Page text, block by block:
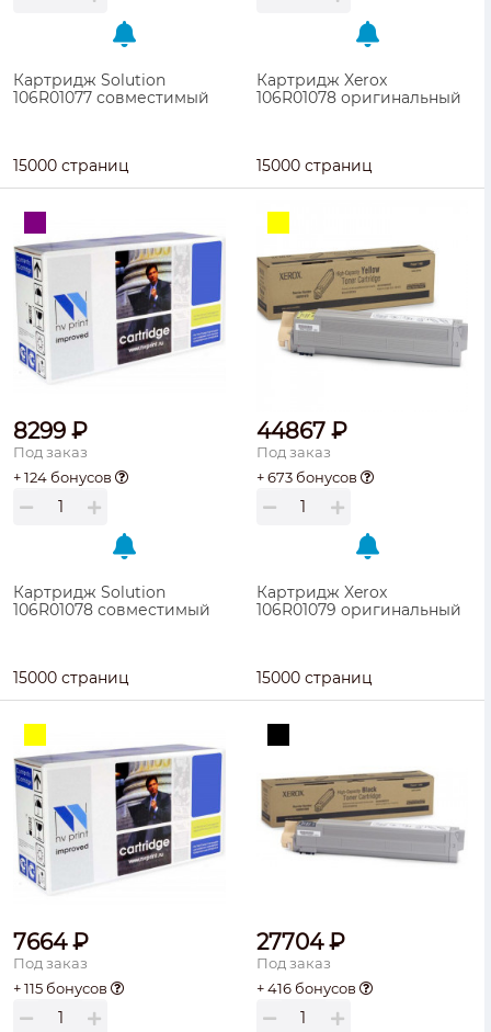
Картридж Solution
106R01077 совместимый
15000 страниц
Картридж Xerox
106R01078 оригинальный
15000 страниц
8299 ₽
Под заказ
+ 124 бонусов
Картридж Solution
106R01078 совместимый
15000 страниц
44867 ₽
Под заказ
+ 673 бонусов
Картридж Xerox
106R01079 оригинальный
15000 страниц
7664 ₽
Под заказ
+ 115 бонусов
27704 ₽
Под заказ
+ 416 бонусов